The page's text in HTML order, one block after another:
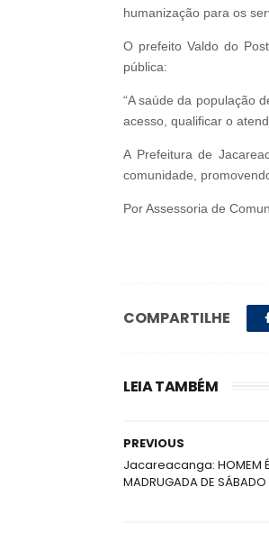
humanização para os
O prefeito Valdo do
pública:
“A saúde da população
acesso, qualificar o
A Prefeitura de
comunidade,
Por Assessoria de
COMPARTILHE
LEIA TAMBÉM
PREVIOUS
Jacareacanga: HOMEM É
MADRUGADA DE